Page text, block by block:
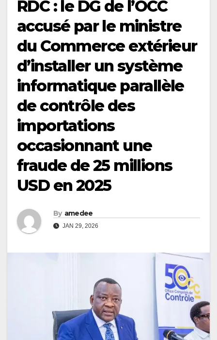
RDC : le DG de l’OCC
accusé par le ministre
du Commerce extérieur
d’installer un système
informatique parallèle
de contrôle des
importations
occasionnant une
fraude de 25 millions
USD en 2025
By amedee
JAN 29, 2026